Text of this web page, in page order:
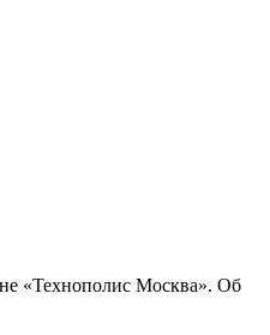
«Технополис Москва». Об